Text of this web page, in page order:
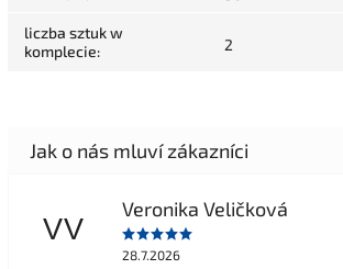
liczba sztuk w
komplecie: 2
VV
Veronika Veličková
28.7.2026